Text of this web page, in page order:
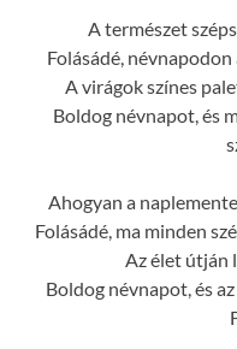
A természet
Folásádé,
A virágok színes
Boldog névnapot, és
Ahogyan a
Folásádé, ma minden
Az élet útján
Boldog névnapot, és